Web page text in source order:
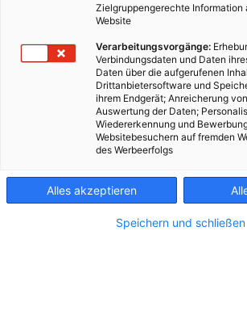
I n der letzten Ausgabe vom Besser
Magazin haben wir in unserer
"Liebesgrüße an Wien" unsere
aufgerufen, uns doch ihre liebsten
Stadt zu verraten. Einige
Aufruf gefolgt und haben uns Fotos
geschickt. Vielen herzlichen Dank für
Steinsee, Liesing
Zielgruppengerechte Information
Website
Verarbeitungsvorgänge:
Verbindungsdaten und Daten
Daten über die aufgerufenen
Drittanbietersoftware und
ihrem Endgerät; Anreicherung
Auswertung der Daten;
Wiedererkennung und
Websitebesuchern auf fremden
des Werbeerfolgs
Alles akzeptieren
Speichern und schließen